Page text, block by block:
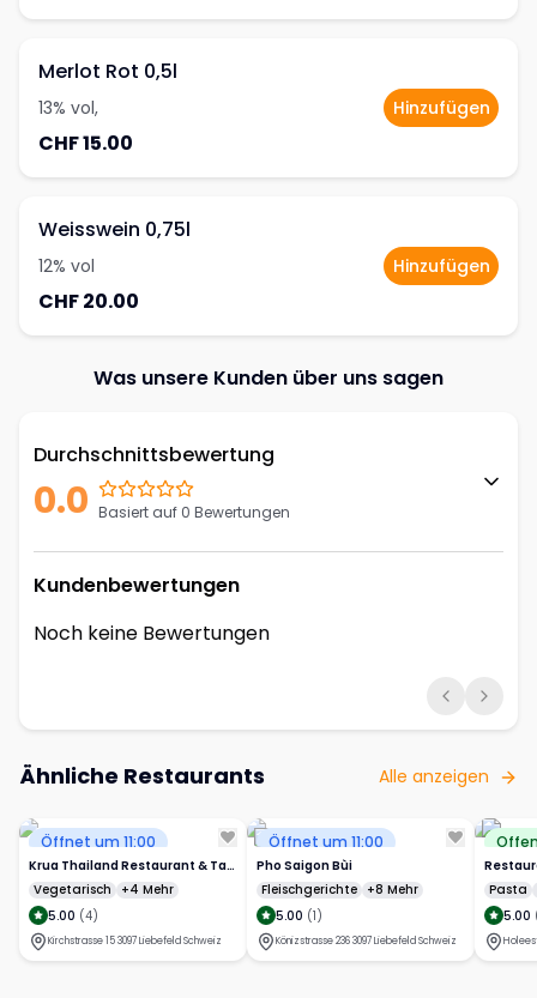
Merlot Rot 0,5l
13% vol,
CHF 15.00
Hinzufügen
Weisswein 0,75l
12% vol
CHF 20.00
Hinzufügen
Was unsere Kunden über uns sagen
Durchschnittsbewertung
0.0 Basiert auf 0 Bewertungen
Kundenbewertungen
Noch keine Bewertungen
Ähnliche Restaurants Alle anzeigen
Öffnet um 11:00
Krua Thailand Restaurant & Takeaway
Vegetarisch
+4 Mehr
5.00 (4)
Kirchstrasse 15 3097 Liebefeld Schweiz
Öffnet um 11:00
Pho Saigon Bùi
Fleischgerichte +8 Mehr
5.00 (1)
Könizstrasse 236 3097 Liebefeld Schweiz
Pasta
5.00